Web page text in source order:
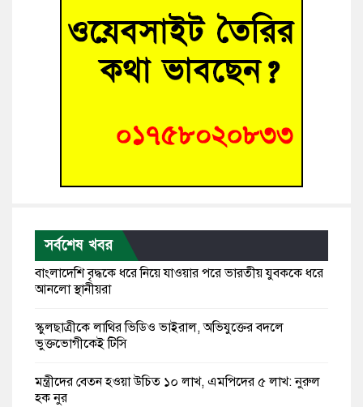
সর্বশেষ খবর
বাংলাদেশি বৃদ্ধকে ধরে নিয়ে যাওয়ার পরে ভারতীয় যুবককে ধরে
আনলো স্থানীয়রা
স্কুলছাত্রীকে লাথির ভিডিও ভাইরাল, অভিযুক্তের বদলে
ভুক্তভোগীকেই টিসি
মন্ত্রীদের বেতন হওয়া উচিত ১০ লাখ, এমপিদের ৫ লাখ: নুরুল
হক নুর